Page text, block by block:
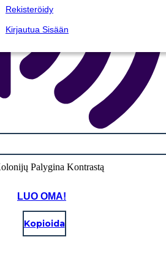
Rekisteröidy
Kirjautua Sisään
LUO OMA!
Kopioida